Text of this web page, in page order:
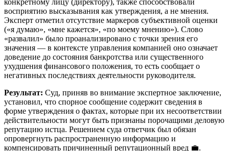
конкретному лицу (директору), также способствовали
восприятию высказывания как утверждения, а не мнения.
Эксперт отметил отсутствие маркеров субъективной оценки
(«я думаю», «мне кажется», «по моему мнению»). Слово
«развалил» было проанализировано с точки зрения его
значения — в контексте управления компанией оно означает
доведение до состояния банкротства или существенного
ухудшения финансового положения, то есть сообщает о
негативных последствиях деятельности руководителя.
Результат: Суд, приняв во внимание экспертное заключение,
установил, что спорное сообщение содержит сведения в
форме утверждения о фактах, которые при их несоответствии
действительности могут быть признаны порочащими деловую
репутацию истца. Решением суда ответчик был обязан
опровергнуть распространенную информацию и
компенсировать причиненный репутационный вред 💼.